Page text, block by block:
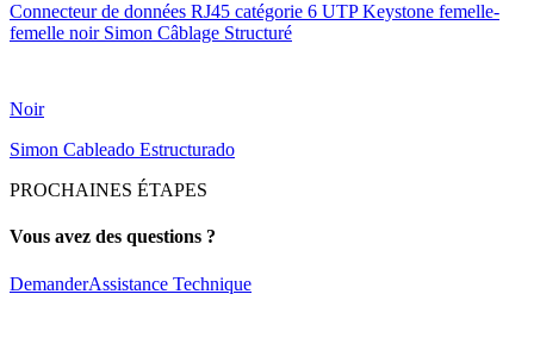
Connecteur de données RJ45 catégorie 6 UTP Keystone femelle-
femelle noir Simon Câblage Structuré
Noir
Simon Cableado Estructurado
PROCHAINES ÉTAPES
Vous avez des questions ?
DemanderAssistance Technique